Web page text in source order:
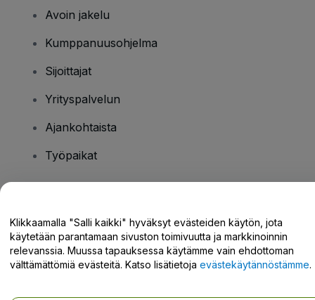
Avoin jakelu
Kumppanuusohjelma
Sijoittajat
Yrityspalvelun
Ajankohtaista
Työpaikat
Tukikeskus / Ota meihin yhteyttä
Klikkaamalla "Salli kaikki" hyväksyt evästeiden käytön, jota
käytetään parantamaan sivuston toimivuutta ja markkinoinnin
relevanssia. Muussa tapauksessa käytämme vain ehdottoman
välttämättömiä evästeitä. Katso lisätietoja evästekäytännöstämme.